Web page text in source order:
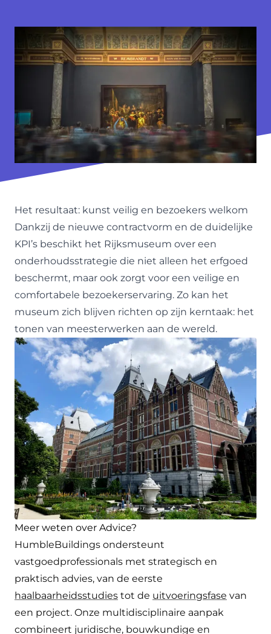
Het resultaat: kunst veilig en bezoekers welkom
Dankzij de nieuwe contractvorm en de duidelijke
KPI’s beschikt het Rijksmuseum over een
onderhoudsstrategie die niet alleen het erfgoed
beschermt, maar ook zorgt voor een veilige en
comfortabele bezoekerservaring. Zo kan het
museum zich blijven richten op zijn kerntaak: het
tonen van meesterwerken aan de wereld.
Meer weten over Advice?
HumbleBuildings ondersteunt
vastgoedprofessionals met strategisch en
praktisch advies, van de eerste
haalbaarheidsstudies tot de uitvoeringsfase van
een project. Onze multidisciplinaire aanpak
combineert juridische, bouwkundige en